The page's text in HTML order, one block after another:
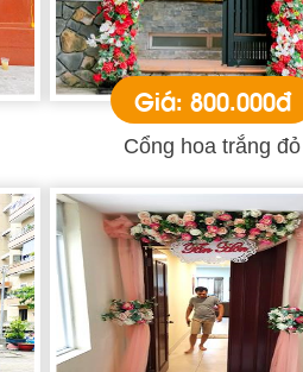
Giá: 800.000đ
Cổng hoa trắng đỏ